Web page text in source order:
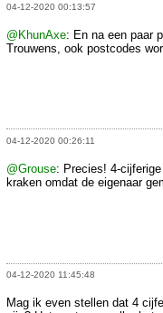
04-12-2020 00:13:57
@KhunAxe: En na een paar
Trouwens, ook postcodes
04-12-2020 00:26:11
@Grouse: Precies! 4-
kraken omdat de eigenaar
04-12-2020 11:45:48
Mag ik even stellen dat 4